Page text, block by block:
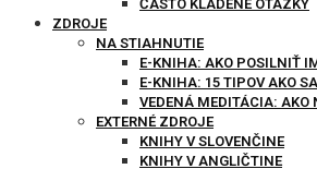
ČASTO KLADENÉ OTÁZKY
ZDROJE
NA STIAHNUTIE
E-KNIHA: AKO POSILNIŤ
E-KNIHA: 15 TIPOV AKO
VEDENÁ MEDITÁCIA: AKO
EXTERNÉ ZDROJE
KNIHY V SLOVENČINE
KNIHY V ANGLIČTINE